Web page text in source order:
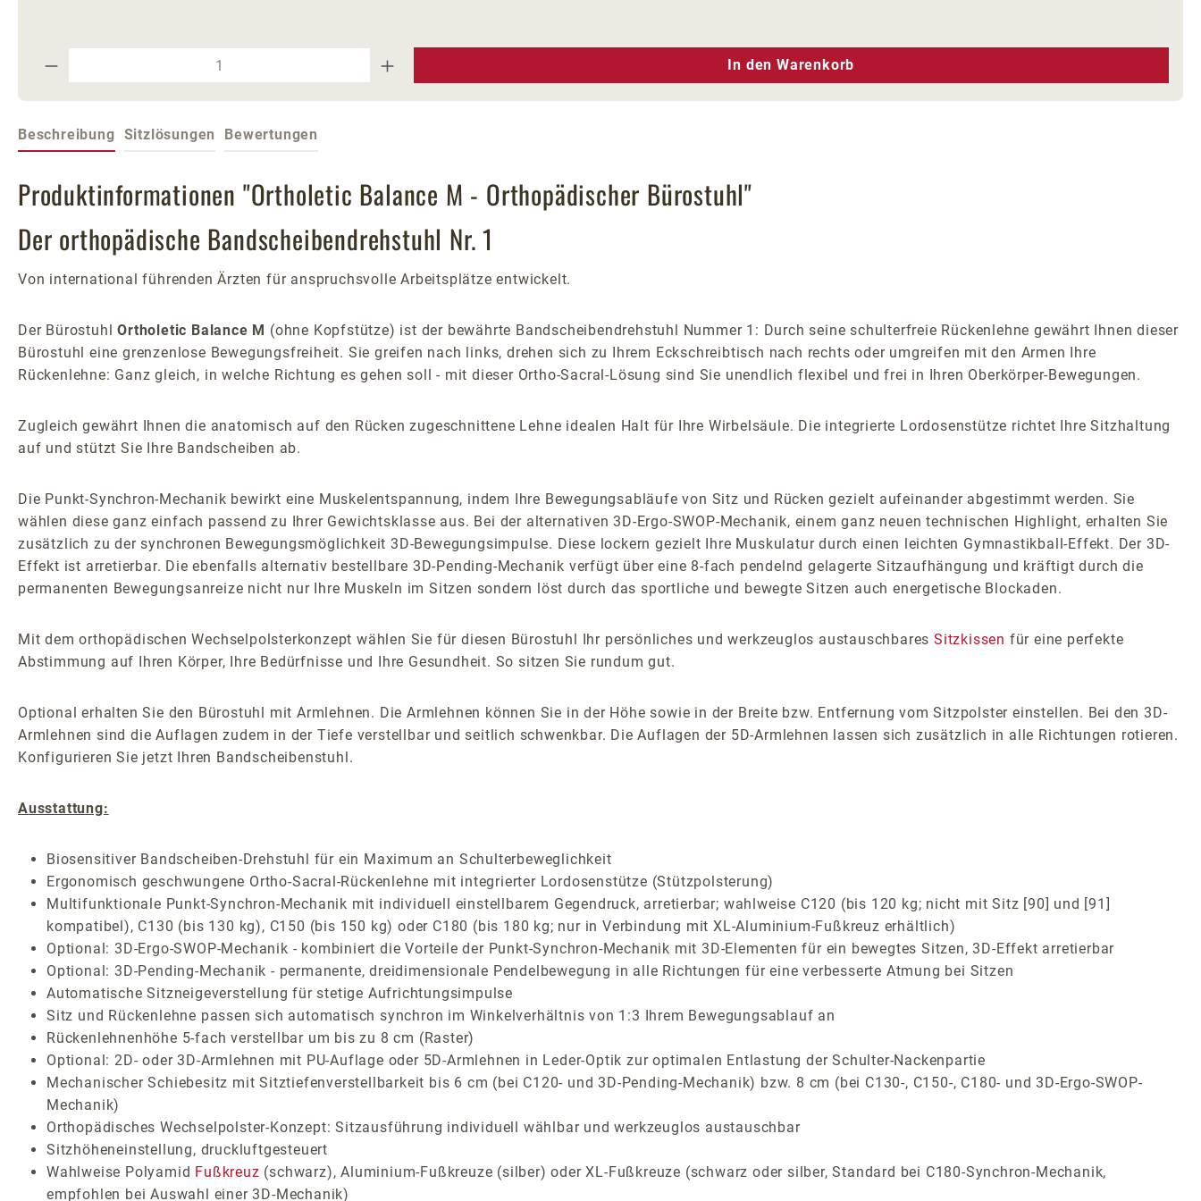
Produkt Anzahl: Gib den gewünschten Wert ein oder benutze die Schaltflächen um die Anzahl zu erhöhen oder zu
In den Warenkorb
Beschreibung Sitzlösungen Bewertungen
Produktinformationen "Ortholetic Balance M - Orthopädischer Bürostuhl"
Der orthopädische Bandscheibendrehstuhl Nr. 1
Von international führenden Ärzten für anspruchsvolle Arbeitsplätze entwickelt.
Der BürostuhlOrtholetic Balance M (ohne Kopfstütze) ist der bewährte Bandscheibendrehstuhl Nummer 1: Durch seine schulterfreie Rückenlehne gewährt Ihnen dieser
Bürostuhl eine grenzenlose Bewegungsfreiheit. Sie greifen nach links, drehen sich zu Ihrem Eckschreibtisch nach rechts oder umgreifen mit den Armen Ihre
Rückenlehne: Ganz gleich, in welche Richtung es gehen soll - mit dieser Ortho-Sacral-Lösung sind Sie unendlich flexibel und frei in Ihren Oberkörper-Bewegungen.
Zugleich gewährt Ihnen die anatomisch auf den Rücken zugeschnittene Lehne idealen Halt für Ihre Wirbelsäule. Die integrierte Lordosenstütze richtet Ihre Sitzhaltung
auf und stützt Sie Ihre Bandscheiben ab.
Die Punkt-Synchron-Mechanik bewirkt eine Muskelentspannung, indem Ihre Bewegungsabläufe von Sitz und Rücken gezielt aufeinander abgestimmt werden. Sie
wählen diese ganz einfach passend zu Ihrer Gewichtsklasse aus. Bei der alternativen 3D-Ergo-SWOP-Mechanik, einem ganz neuen technischen Highlight, erhalten Sie
zusätzlich zu der synchronen Bewegungsmöglichkeit 3D-Bewegungsimpulse. Diese lockern gezielt Ihre Muskulatur durch einen leichten Gymnastikball-Effekt. Der 3D-
Effekt ist arretierbar. Die ebenfalls alternativ bestellbare 3D-Pending-Mechanik verfügt über eine 8-fach pendelnd gelagerte Sitzaufhängung und kräftigt durch die
permanenten Bewegungsanreize nicht nur Ihre Muskeln im Sitzen sondern löst durch das sportliche und bewegte Sitzen auch energetische Blockaden.
Mit dem orthopädischen Wechselpolsterkonzept wählen Sie für diesen Bürostuhl Ihr persönliches und werkzeuglos austauschbares Sitzkissen für eine perfekte
Abstimmung auf Ihren Körper, Ihre Bedürfnisse und Ihre Gesundheit. So sitzen Sie rundum gut.
Optional erhalten Sie den Bürostuhl mit Armlehnen. Die Armlehnen können Sie in der Höhe sowie in der Breite bzw. Entfernung vom Sitzpolster einstellen. Bei den 3D-
Armlehnen sind die Auflagen zudem in der Tiefe verstellbar und seitlich schwenkbar. Die Auflagen der 5D-Armlehnen lassen sich zusätzlich in alle Richtungen rotieren.
Konfigurieren Sie jetzt Ihren Bandscheibenstuhl.
Ausstattung:
Biosensitiver Bandscheiben-Drehstuhl für ein Maximum an Schulterbeweglichkeit
Ergonomisch geschwungene Ortho-Sacral-Rückenlehne mit integrierter Lordosenstütze (Stützpolsterung)
Multifunktionale Punkt-Synchron-Mechanik mit individuell einstellbarem Gegendruck, arretierbar; wahlweise C120 (bis 120 kg; nicht mit Sitz [90] und [91]
kompatibel), C130 (bis 130 kg), C150 (bis 150 kg) oder C180 (bis 180 kg; nur in Verbindung mit XL-Aluminium-Fußkreuz erhältlich)
Optional: 3D-Ergo-SWOP-Mechanik - kombiniert die Vorteile der Punkt-Synchron-Mechanik mit 3D-Elementen für ein bewegtes Sitzen, 3D-Effekt arretierbar
Optional: 3D-Pending-Mechanik - permanente, dreidimensionale Pendelbewegung in alle Richtungen für eine verbesserte Atmung bei Sitzen
Automatische Sitzneigeverstellung für stetige Aufrichtungsimpulse
Sitz und Rückenlehne passen sich automatisch synchron im Winkelverhältnis von 1:3 Ihrem Bewegungsablauf an
Rückenlehnenhöhe 5-fach verstellbar um bis zu 8 cm (Raster)
Optional: 2D- oder 3D-Armlehnen mit PU-Auflage oder 5D-Armlehnen in Leder-Optik zur optimalen Entlastung der Schulter-Nackenpartie
Mechanischer Schiebesitz mit Sitztiefenverstellbarkeit bis 6 cm (bei C120- und 3D-Pending-Mechanik) bzw. 8 cm (bei C130-, C150-, C180- und 3D-Ergo-SWOP-
Mechanik)
Orthopädisches Wechselpolster-Konzept: Sitzausführung individuell wählbar und werkzeuglos austauschbar
Sitzhöheneinstellung, druckluftgesteuert
Wahlweise Polyamid Fußkreuz (schwarz), Aluminium-Fußkreuze (silber) oder XL-Fußkreuze (schwarz oder silber, Standard bei C180-Synchron-Mechanik,
empfohlen bei Auswahl einer 3D-Mechanik)